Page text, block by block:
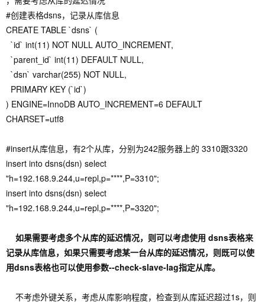
#创建表格dsns，记录从库信息
CREATE TABLE `dsns` (
`id` int(11) NOT NULL AUTO_INCREMENT,
`parent_id` int(11) DEFAULT NULL,
`dsn` varchar(255) NOT NULL,
PRIMARY KEY (`id`)
) ENGINE=InnoDB AUTO_INCREMENT=6 DEFAULT
CHARSET=utf8
#insert从库信息，有2个从库，分别为242服务器上的 3310跟3320
insert into dsns(dsn) select
"h=192.168.9.244,u=repl,p=****,P=3310";
insert into dsns(dsn) select
"h=192.168.9.244,u=repl,p=****,P=3320";
如果需要考虑多个从库的延迟情况，则可以考虑使用 dsns表格来
记录从库信息，如果只需要考虑某一台从库的延迟情况，则既可以使
用dsns表格也可以使用参数--check-slave-lag指定从库。
不考虑外键关系，考虑从库影响程度，检查到从库延迟超过1s，则